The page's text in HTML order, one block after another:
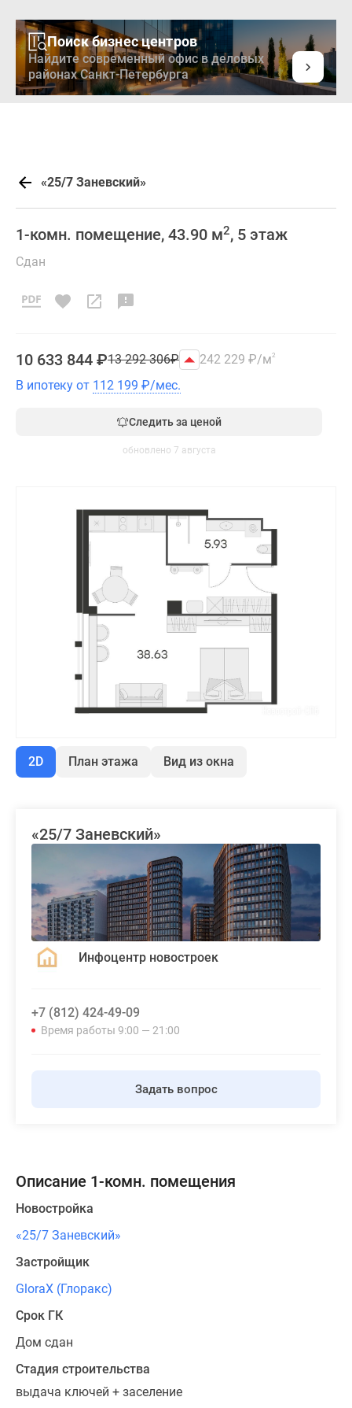
Поиск бизнес центров
Найдите современный офис в деловых
районах Санкт-Петербурга
«25/7 Заневский»
1-комн. помещение, 43.90 м2, 5 этаж
Сдан
10 633 844 ₽13 292 306₽ 242 229 ₽/м2
В ипотеку от 112 199 ₽/мес.
Следить за ценой
обновлено 7 августа
2D План этажа Вид из окна
«25/7 Заневский»
Инфоцентр новостроек
+7 (812) 424-49-09
Время работы 9:00 — 21:00
Задать вопрос
Описание 1-комн. помещения
Новостройка
«25/7 Заневский»
Застройщик
GloraX (Глоракс)
Срок ГК
Дом сдан
Стадия строительства
выдача ключей + заселение